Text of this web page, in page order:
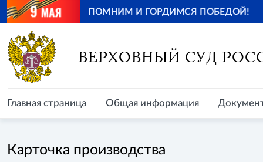
ПОМНИМ И ГОРДИМСЯ ПОБЕДОЙ!
Главная страница
ВЕРХОВНЫЙ СУД
Главная страница Общая информация
Карточка производства